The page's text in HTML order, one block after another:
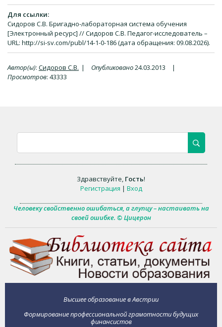
Для ссылки:
Сидоров С.В. Бригадно-лабораторная система обучения
[Электронный ресурс] // Сидоров С.В. Педагог-исследователь –
URL: http://si-sv.com/publ/14-1-0-186 (дата обращения: 09.08.2026).
Автор(ы): Сидоров С.В. | Опубликовано24.03.2013
|
Просмотров: 43333
Здравствуйте, Гость!
Регистрация | Вход
Человеку свойственно ошибаться, а глупцу – настаивать на
своей ошибке. © Цицерон
Высшее образование в Австрии
Формирование профессиональной грамотности будущих
финансистов